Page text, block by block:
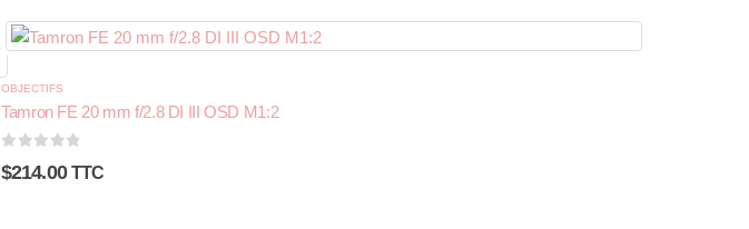
OBJECTIFS
Tamron FE 20 mm f/2.8 DI III OSD M1:2
$214.00 TTC